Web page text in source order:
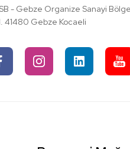
- Gebze Organize Sanayi
41480 Gebze Kocaeli